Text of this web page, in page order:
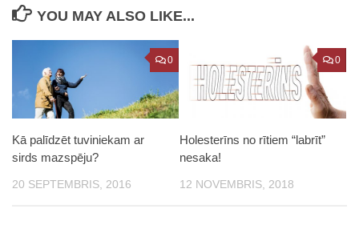
YOU MAY ALSO LIKE...
0
Kā palīdzēt tuviniekam ar
sirds mazspēju?
20 SEPTEMBRIS, 2016
0
Holesterīns no rītiem “labrīt”
nesaka!
12 NOVEMBRIS, 2018